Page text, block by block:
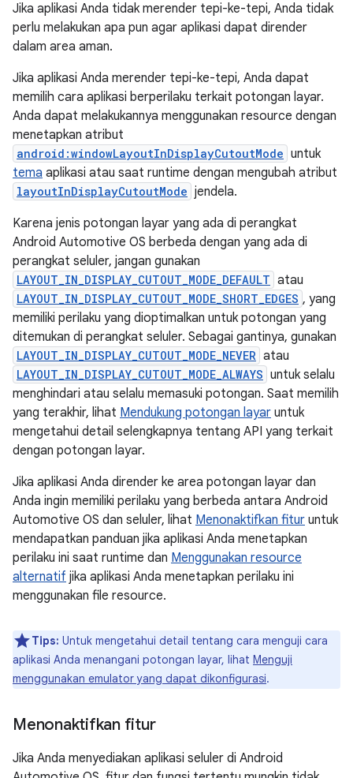
Jika aplikasi Anda tidak merender tepi-ke-tepi, Anda tidak
perlu melakukan apa pun agar aplikasi dapat dirender
dalam area aman.
Jika aplikasi Anda merender tepi-ke-tepi, Anda dapat
memilih cara aplikasi berperilaku terkait potongan layar.
Anda dapat melakukannya menggunakan resource dengan
menetapkan atribut
android:windowLayoutInDisplayCutoutMode untuk
tema aplikasi atau saat runtime dengan mengubah atribut
layoutInDisplayCutoutMode jendela.
Karena jenis potongan layar yang ada di perangkat
Android Automotive OS berbeda dengan yang ada di
perangkat seluler, jangan gunakan
LAYOUT_IN_DISPLAY_CUTOUT_MODE_DEFAULT atau
LAYOUT_IN_DISPLAY_CUTOUT_MODE_SHORT_EDGES , yang
memiliki perilaku yang dioptimalkan untuk potongan yang
ditemukan di perangkat seluler. Sebagai gantinya, gunakan
LAYOUT_IN_DISPLAY_CUTOUT_MODE_NEVER atau
LAYOUT_IN_DISPLAY_CUTOUT_MODE_ALWAYS untuk selalu
menghindari atau selalu memasuki potongan. Saat memilih
yang terakhir, lihat Mendukung potongan layar untuk
mengetahui detail selengkapnya tentang API yang terkait
dengan potongan layar.
Jika aplikasi Anda dirender ke area potongan layar dan
Anda ingin memiliki perilaku yang berbeda antara Android
Automotive OS dan seluler, lihat Menonaktifkan fitur untuk
mendapatkan panduan jika aplikasi Anda menetapkan
perilaku ini saat runtime dan Menggunakan resource
alternatif jika aplikasi Anda menetapkan perilaku ini
menggunakan file resource.
Tips: Untuk mengetahui detail tentang cara menguji cara
aplikasi Anda menangani potongan layar, lihat Menguji
menggunakan emulator yang dapat dikonfigurasi.
Menonaktifkan fitur
Jika Anda menyediakan aplikasi seluler di Android